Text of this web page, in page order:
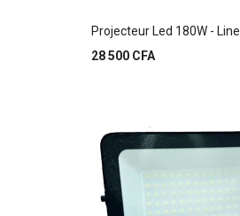
Projecteur Led 180W - Line
Prix
28 500 CFA